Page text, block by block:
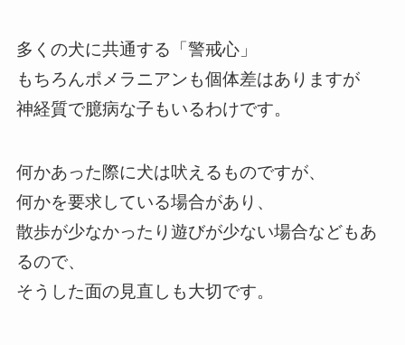
多くの犬に共通する「警戒心」
もちろんポメラニアンも個体差はありますが
神経質で臆病な子もいるわけです。
何かあった際に犬は吠えるものですが、
何かを要求している場合があり、
散歩が少なかったり遊びが少ない場合などもあ
るので、
そうした面の見直しも大切です。